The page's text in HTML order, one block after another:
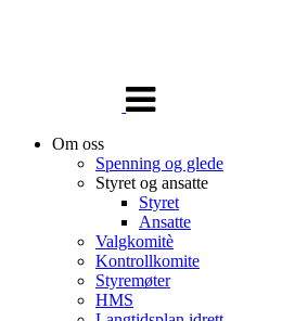
navigasjon
Om oss
Spenning og glede
Styret og ansatte
Styret
Ansatte
Valgkomitè
Kontrollkomite
Styremøter
HMS